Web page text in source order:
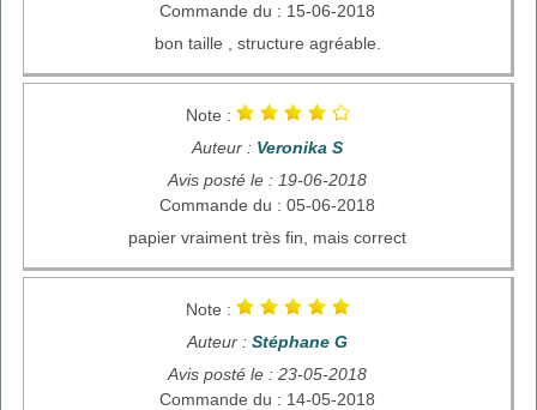
Commande du : 15-06-2018
bon taille , structure agréable.
Note :
Auteur : Veronika S
Avis posté le : 19-06-2018
Commande du : 05-06-2018
papier vraiment très fin, mais correct
Note :
Auteur : Stéphane G
Avis posté le : 23-05-2018
Commande du : 14-05-2018